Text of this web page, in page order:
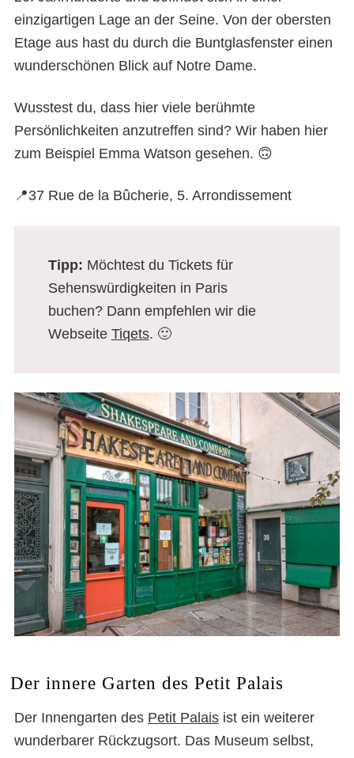
einzigartigen Lage an der Seine. Von der obersten
Etage aus hast du durch die Buntglasfenster einen
wunderschönen Blick auf Notre Dame.
Wusstest du, dass hier viele berühmte
Persönlichkeiten anzutreffen sind? Wir haben hier
zum Beispiel Emma Watson gesehen. 🙃
📍37 Rue de la Bûcherie, 5. Arrondissement
Tipp: Möchtest du Tickets für
Sehenswürdigkeiten in Paris
buchen? Dann empfehlen wir die
Webseite Tiqets. 🙂
Der innere Garten des Petit Palais
Der Innengarten des Petit Palais ist ein weiterer
wunderbarer Rückzugsort. Das Museum selbst,